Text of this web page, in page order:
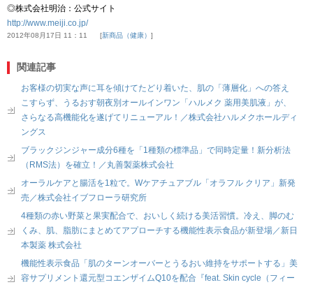
◎株式会社明治：公式サイト
http://www.meiji.co.jp/
2012年08月17日 11：11 新商品（健康）
関連記事
お客様の切実な声に耳を傾けてたどり着いた、肌の「薄層化」への答え
こすらず、うるおす朝夜別オールインワン「ハルメク 薬用美肌液」が、
さらなる高機能化を遂げてリニューアル！／株式会社ハルメクホールディ
ングス
ブラックジンジャー成分6種を「1種類の標準品」で同時定量！新分析法
（RMS法）を確立！／丸善製薬株式会社
オーラルケアと腸活を1粒で。Wケアチュアブル「オラフル クリア」新発
売／株式会社イブフローラ研究所
4種類の赤い野菜と果実配合で、おいしく続ける美活習慣。冷え、脚のむ
くみ、肌、脂肪にまとめてアプローチする機能性表示食品が新登場／新日
本製薬 株式会社
機能性表示食品「肌のターンオーバーとうるおい維持をサポートする」美
容サプリメント還元型コエンザイムQ10を配合『feat. Skin cycle（フィー